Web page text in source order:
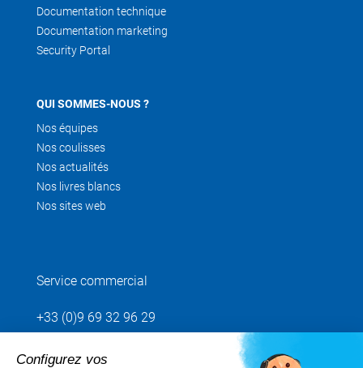
Documentation technique
Documentation marketing
Security Portal
QUI SOMMES-NOUS ?
Nos équipes
Nos coulisses
Nos actualités
Nos livres blancs
Nos sites web
Service commercial
+33 (0)9 69 32 96 29
Envoyez votre demande
Configurez vos